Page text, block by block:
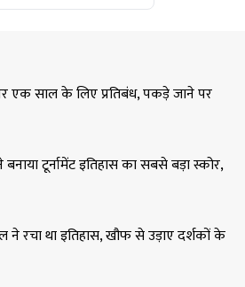
पर एक साल के लिए प्रतिबंध, पकड़े जाने पर
टूर्नामेंट इतिहास का सबसे बड़ा स्कोर,
रचा था इतिहास, खौफ से उड़ाए दर्शकों के